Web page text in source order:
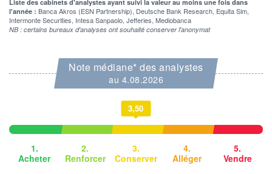
RENDEMENT
ESTIMÉ 2026
-
PER ESTIMÉ
2026
4,75
0,54 EUR (22/04/24) 22/04/24
PROCHAIN
Non éligible
Boursobank
Liste des cabinets d'analystes ayant suivi la valeur au moins une fois dans
l'année : Banca Akros (ESN Partnership), Deutsche Bank Research, Equita Sim,
Intermonte Securities, Intesa Sanpaolo, Jefferies, Mediobanca
NB : certains bureaux d'analyses ont souhaité conserver l'anonymat
Note médiane* des analystes
au 4.08.2026
1.
Acheter
2.
Renforcer
3,50
3.
Conserver
4.
Alléger
5.
Vendre